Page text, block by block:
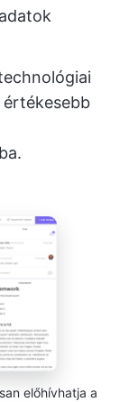
előhívhatja a